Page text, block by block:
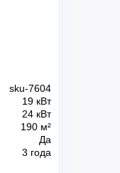
sku-7604
19 кВт
24 кВт
190 м²
Да
3 года